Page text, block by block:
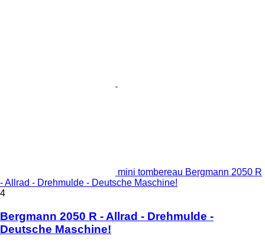
mini tombereau Bergmann 2050 R
- Allrad - Drehmulde - Deutsche Maschine!
4
Bergmann 2050 R - Allrad - Drehmulde -
Deutsche Maschine!